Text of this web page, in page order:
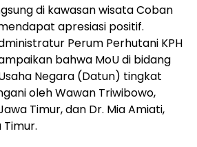
di kawasan wisata Coban
apresiasi positif.
Perum Perhutani KPH
bahwa MoU di bidang
Negara (Datun) tingkat
oleh Wawan Triwibowo,
Timur, dan Dr. Mia Amiati,